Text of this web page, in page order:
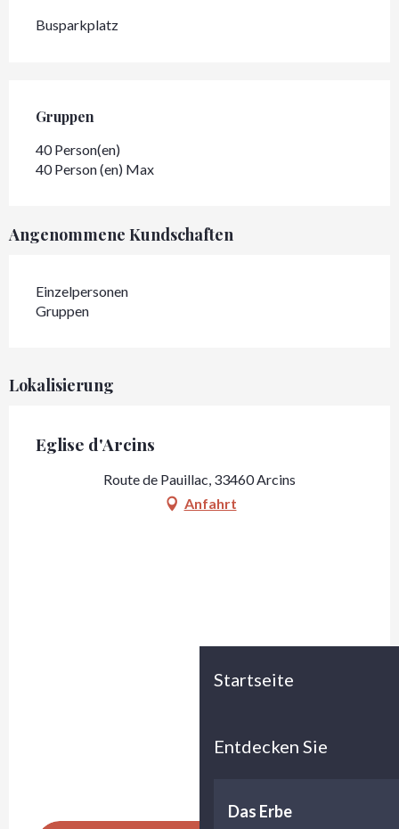
Startseite
Entdecken Sie
Das Erbe
Busparkplatz
Gruppen
Gruppen
40 Person(en)
40 Person (en) Max
Angenommene Kundschaften
Einzelpersonen
Gruppen
Lokalisierung
Eglise d'Arcins
Route de Pauillac, 33460 Arcins
Anfahrt